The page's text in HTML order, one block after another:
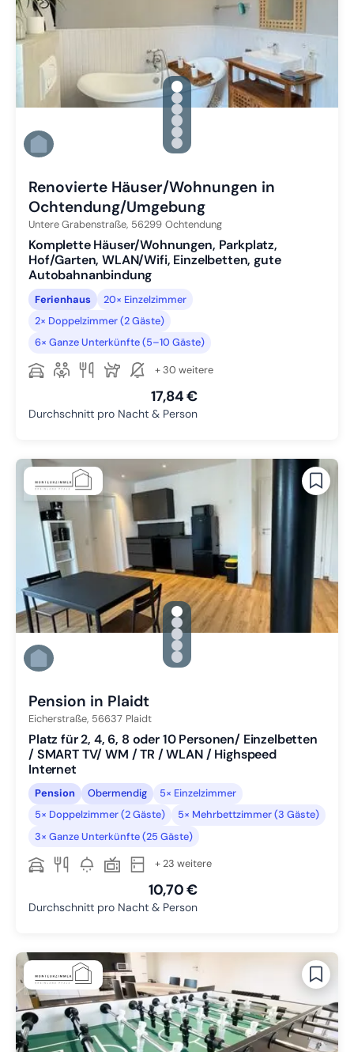
gallery.slide_selector
Zu Slide 1 wechseln
Zu Slide 2 wechseln
Zu Slide 3 wechseln
Zu Slide 4 wechseln
Zu Slide 5 wechseln
Zu Slide 6 wechseln
Renovierte Häuser/Wohnungen in
Ochtendung/Umgebung
Untere Grabenstraße, 56299 Ochtendung
Komplette Häuser/Wohnungen, Parkplatz,
Hof/Garten, WLAN/Wifi, Einzelbetten, gute
Autobahnanbindung
Ferienhaus
20× Einzelzimmer
2× Doppelzimmer (2 Gäste)
6× Ganze Unterkünfte (5–10 Gäste)
+ 30 weitere
17,84 €
Durchschnitt pro Nacht & Person
gallery.slide_selector
Zu Slide 1 wechseln
Zu Slide 2 wechseln
Zu Slide 3 wechseln
Zu Slide 4 wechseln
Zu Slide 5 wechseln
Pension in Plaidt
Eicherstraße, 56637 Plaidt
Platz für 2, 4, 6, 8 oder 10 Personen/ Einzelbetten
/ SMART TV/ WM / TR / WLAN / Highspeed
Internet
Pension Obermendig
5× Einzelzimmer
5× Doppelzimmer (2 Gäste)
5× Mehrbettzimmer (3 Gäste)
3× Ganze Unterkünfte (25 Gäste)
+ 23 weitere
10,70 €
Durchschnitt pro Nacht & Person